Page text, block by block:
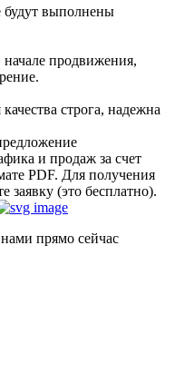
будут выполнены
продвижения,
строга, надежна
и продаж за счет
PDF. Для получения
заявку (это бесплатно).
прямо сейчас